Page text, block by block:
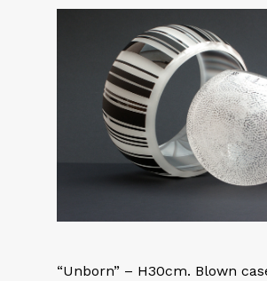
“Unborn” – H30cm. Blown